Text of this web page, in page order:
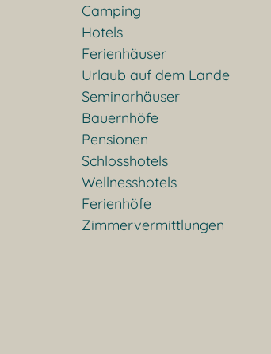
Camping
Hotels
Ferienhäuser
Urlaub auf dem Lande
Seminarhäuser
Bauernhöfe
Pensionen
Schlosshotels
Wellnesshotels
Ferienhöfe
Zimmervermittlungen